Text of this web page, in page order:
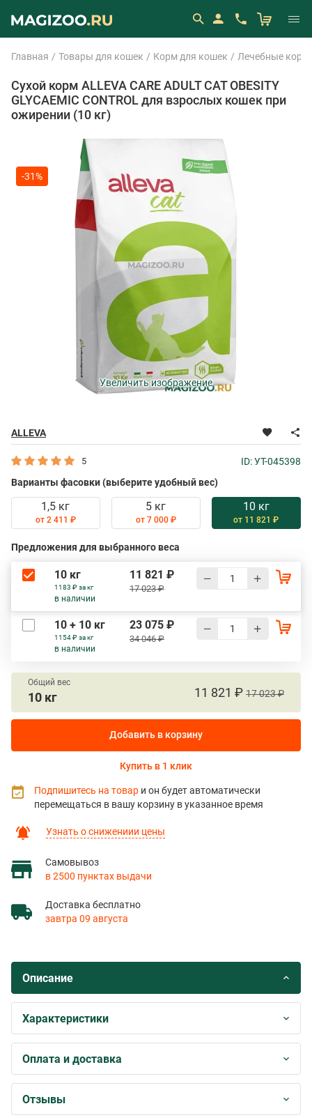
Главная Товары для кошек Корм для кошек Лечебные
Сухой корм ALLEVA CARE ADULT CAT OBESITY
GLYCAEMIC CONTROL для взрослых кошек при
ожирении (10 кг)
ALLEVA
-31%
Увеличить изображение
5
ID: УТ-045398
Варианты фасовки (выберите удобный вес)
1,5 кг
от 2 411 ₽
5 кг
от 7 000 ₽
10 кг
от 11 821 ₽
Предложения для выбранного веса
10 кг
1183 ₽ за кг
в наличии
11 821 ₽
17 023 ₽
10 + 10 кг
1154 ₽ за кг
в наличии
23 075 ₽
34 046 ₽
Узнать о снижениии цены
Самовывоз
в 2500 пунктах выдачи
Доставка бесплатно
завтра 09 августа
Общий вес
10 кг 11 821 ₽ 17 023 ₽
Добавить в корзину
Купить в 1 клик
Подпишитесь на товар и он будет автоматически
перемещаться в вашу корзину в указанное время
Описание
Характеристики
Оплата и доставка
Отзывы